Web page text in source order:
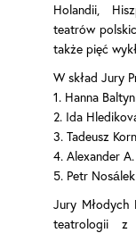
Holandii,
teatrów
także pięć
W skład Jury
1. Hanna Baltyn
2. Ida
3. Tadeusz
4. Alexander
5. Petr Nosálek
Jury Młodych
teatrologii z